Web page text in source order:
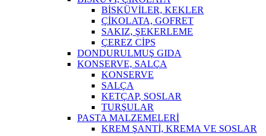
BİSKÜVİLER, KEKLER
ÇİKOLATA, GOFRET
SAKIZ, ŞEKERLEME
ÇEREZ CİPS
DONDURULMUŞ GIDA
KONSERVE, SALÇA
KONSERVE
SALÇA
KETÇAP, SOSLAR
TURŞULAR
PASTA MALZEMELERİ
KREM ŞANTİ, KREMA VE SOSLAR